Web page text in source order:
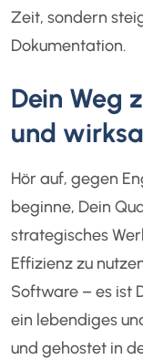
Zeit, sondern
Dokumentation.
Dein Weg
und
Hör auf, gegen
beginne, Dein
strategisches
Effizienz zu
Software – es ist
ein lebendiges
und gehostet in